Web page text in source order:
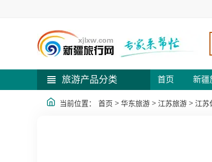
旅游产品分类 首页 新疆
当前位置： 首页 > 华东旅游 > 江苏旅游 > 江苏